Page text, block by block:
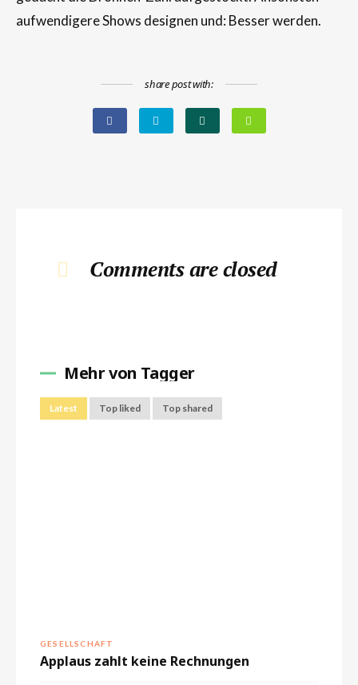
aufwendigere Shows designen und: Besser werden.
share post with:
Comments are closed
Mehr von Tagger
Latest Top liked Top shared
GESELLSCHAFT
Applaus zahlt keine Rechnungen